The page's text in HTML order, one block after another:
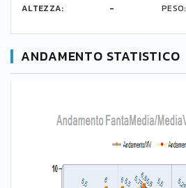
ALTEZZA:
- PESO:
ANDAMENTO STATISTICO